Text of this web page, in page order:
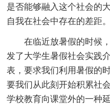
是否能够融入这个社会的
自我在社会中存在的差距。
在临近放暑假的时候，
发了大学生暑假社会实践
表，要求我们利用暑假的
要我们从此刻开始积累社
学校教育向课堂外的一种